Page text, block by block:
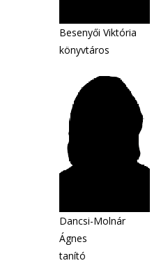
Besenyői Viktória
könyvtáros
Dancsi-Molnár
Ágnes
tanító